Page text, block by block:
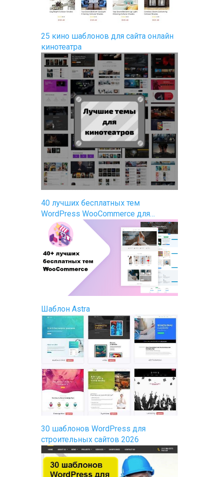
25 кино шаблонов для сайта онлайн
кинотеатра
40 лучших бесплатных тем
WordPress WooCommerce для…
Шаблон Astra
30 шаблонов WordPress для
строительных сайтов 2026